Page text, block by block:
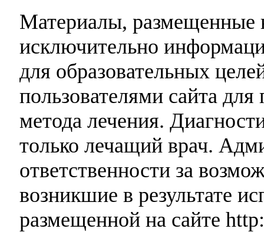
Материалы, размещенные
исключительно
для образовательных
пользователями сайта
метода лечения.
только лечащий врач.
ответственности за
возникшие в результате
размещенной на сайте